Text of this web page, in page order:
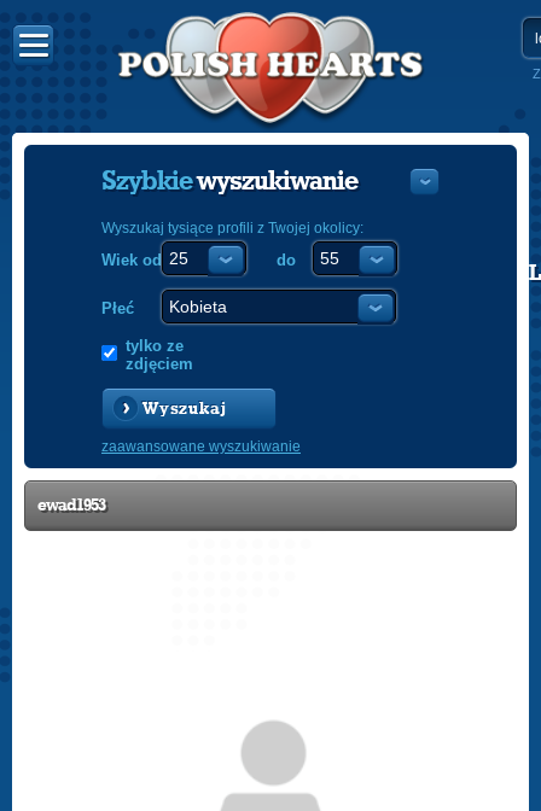
POLISH
Szybkiewyszukiwanie
Wyszukaj tysiące profili z Twojej okolicy:
Wiek od do
Płeć
tylko ze
zdjęciem
Wyszukaj
zaawansowane wyszukiwanie
ewad1953